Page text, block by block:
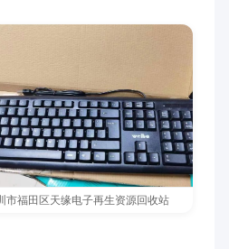
市福田区天缘电子再生资源回收站